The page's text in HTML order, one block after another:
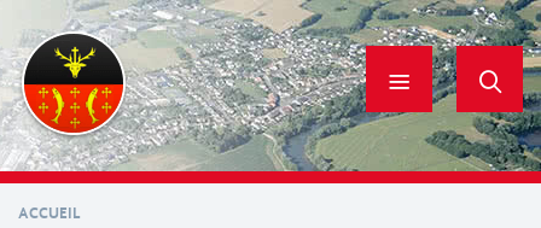
contenu
principal
ACCUEIL